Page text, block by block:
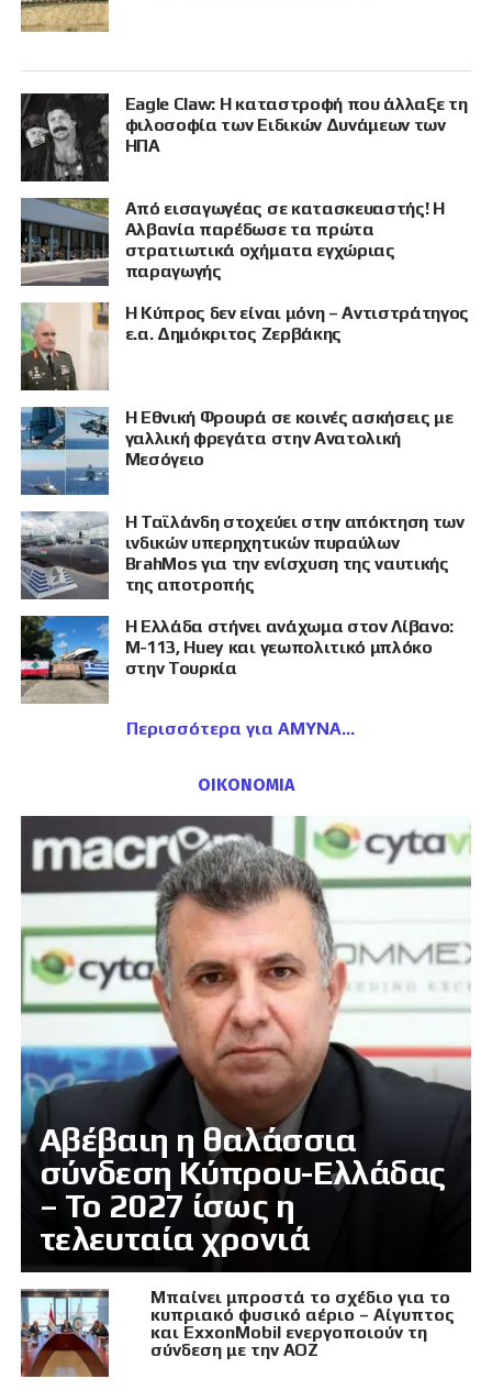
Eagle Claw: Η καταστροφή που άλλαξε τη
φιλοσοφία των Ειδικών Δυνάμεων των
ΗΠΑ
Από εισαγωγέας σε κατασκευαστής! Η
Αλβανία παρέδωσε τα πρώτα
στρατιωτικά οχήματα εγχώριας
παραγωγής
Η Κύπρος δεν είναι μόνη – Αντιστράτηγος
ε.α. Δημόκριτος Ζερβάκης
Η Εθνική Φρουρά σε κοινές ασκήσεις με
γαλλική φρεγάτα στην Ανατολική
Μεσόγειο
Η Ταϊλάνδη στοχεύει στην απόκτηση των
ινδικών υπερηχητικών πυραύλων
BrahMos για την ενίσχυση της ναυτικής
της αποτροπής
Η Ελλάδα στήνει ανάχωμα στον Λίβανο:
M-113, Huey και γεωπολιτικό μπλόκο
στην Τουρκία
Περισσότερα για ΑΜΥΝΑ
ΟΙΚΟΝΟΜΙΑ
Αβέβαιη η θαλάσσια
σύνδεση Κύπρου-Ελλάδας
– Το 2027 ίσως η
τελευταία χρονιά
Μπαίνει μπροστά το σχέδιο για το
κυπριακό φυσικό αέριο – Αίγυπτος
και ExxonMobil ενεργοποιούν τη
σύνδεση με την ΑΟΖ